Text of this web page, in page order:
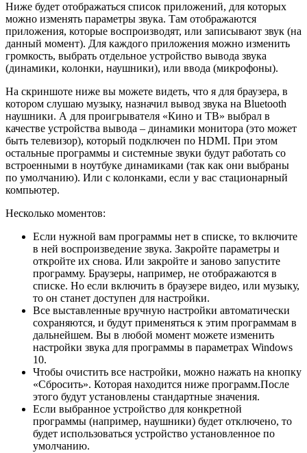
Ниже будет отображаться список приложений, для которых
можно изменять параметры звука. Там отображаются
приложения, которые воспроизводят, или записывают звук (на
данный момент). Для каждого приложения можно изменить
громкость, выбрать отдельное устройство вывода звука
(динамики, колонки, наушники), или ввода (микрофоны).
На скриншоте ниже вы можете видеть, что я для браузера, в
котором слушаю музыку, назначил вывод звука на Bluetooth
наушники. А для проигрывателя «Кино и ТВ» выбрал в
качестве устройства вывода – динамики монитора (это может
быть телевизор), который подключен по HDMI. При этом
остальные программы и системные звуки будут работать со
встроенными в ноутбуке динамиками (так как они выбраны
по умолчанию). Или с колонками, если у вас стационарный
компьютер.
Несколько моментов:
Если нужной вам программы нет в списке, то включите
в ней воспроизведение звука. Закройте параметры и
откройте их снова. Или закройте и заново запустите
программу. Браузеры, например, не отображаются в
списке. Но если включить в браузере видео, или музыку,
то он станет доступен для настройки.
Все выставленные вручную настройки автоматически
сохраняются, и будут применяться к этим программам в
дальнейшем. Вы в любой момент можете изменить
настройки звука для программы в параметрах Windows
10.
Чтобы очистить все настройки, можно нажать на кнопку
«Сбросить». Которая находится ниже программ.После
этого будут установлены стандартные значения.
Если выбранное устройство для конкретной
программы (например, наушники) будет отключено, то
будет использоваться устройство установленное по
умолчанию.